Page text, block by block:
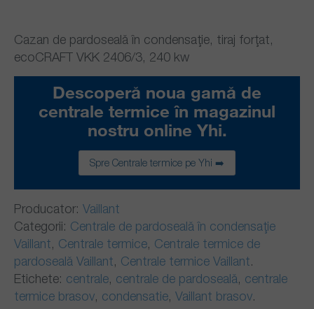
Cazan de pardoseală în condensaţie, tiraj forţat,
ecoCRAFT VKK 2406/3, 240 kw
Descoperă noua gamă de
centrale termice în magazinul
nostru online Yhi.
Spre Centrale termice pe Yhi ➡️
Producator: Vaillant
Categorii: Centrale de pardoseală în condensaţie
Vaillant, Centrale termice, Centrale termice de
pardoseală Vaillant, Centrale termice Vaillant.
Etichete: centrale, centrale de pardoseală, centrale
termice brasov, condensatie, Vaillant brasov.